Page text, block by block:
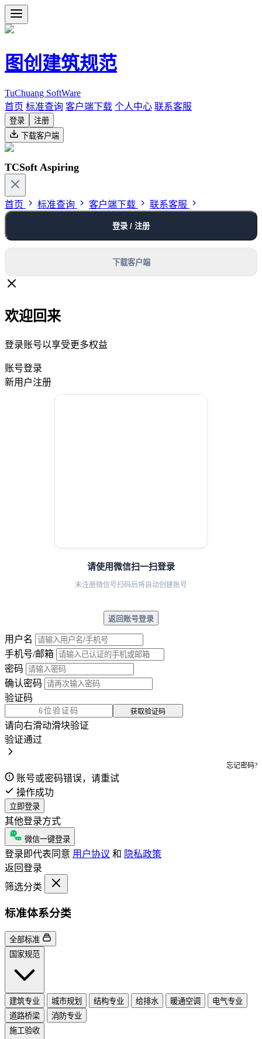
图创建筑规范
TuChuang SoftWare
首页 标准查询 客户端下载 个人中心 联系客服
登录
注册
下载客户端
TCSoft Aspiring
首页 标准查询 客户端下载 联系客服
登录 / 注册
下载客户端
欢迎回来
登录账号以享受更多权益
账号登录
新用户注册
请使用微信扫一扫登录
未注册微信号扫码后将自动创建账号
返回账号登录
用户名
手机号/邮箱
密码
确认密码
验证码
获取验证码
请向右滑动滑块验证
验证通过
忘记密码?
账号或密码错误，请重试
操作成功
立即登录
其他登录方式
微信一键登录
登录即代表同意 用户协议 和 隐私政策
返回登录
筛选分类
标准体系分类
全部标准
国家规范
建筑专业 城市规划 结构专业 给排水 暖通空调
电气专业
道路桥梁
消防专业
施工验收